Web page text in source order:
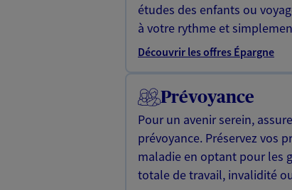
études des enfants ou
à votre rythme et
Découvrir les offres Épargne
Prévoyance
Pour un avenir serein,
prévoyance. Préservez vos
maladie en optant pour les
totale de travail, invalidité